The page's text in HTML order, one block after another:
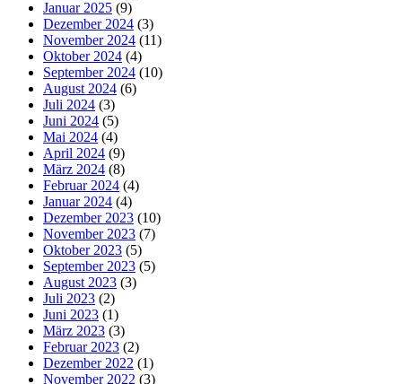
Januar 2025 (9)
Dezember 2024 (3)
November 2024 (11)
Oktober 2024 (4)
September 2024 (10)
August 2024 (6)
Juli 2024 (3)
Juni 2024 (5)
Mai 2024 (4)
April 2024 (9)
März 2024 (8)
Februar 2024 (4)
Januar 2024 (4)
Dezember 2023 (10)
November 2023 (7)
Oktober 2023 (5)
September 2023 (5)
August 2023 (3)
Juli 2023 (2)
Juni 2023 (1)
März 2023 (3)
Februar 2023 (2)
Dezember 2022 (1)
November 2022 (3)